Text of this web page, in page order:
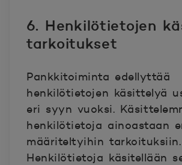
6. Henkilötietojen
tarkoitukset
Pankkitoiminta edellyttää
henkilötietojen käsittelyä
eri syyn vuoksi.
henkilötietoja ainoastaan
määriteltyihin tarkoituksiin.
Henkilötietoja käsitellään